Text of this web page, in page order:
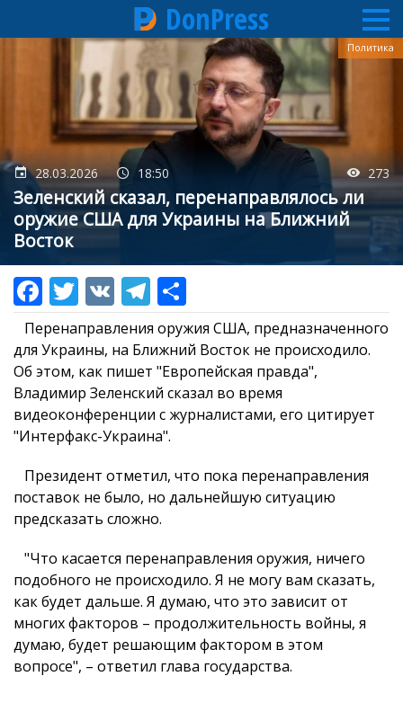
основному
содержанию
DonPress
28.03.2026 18:50 273
Зеленский сказал, перенаправлялось ли
оружие США для Украины на Ближний
Восток
Политика
Перенаправления оружия США, предназначенного
для Украины, на Ближний Восток не происходило.
Об этом, как пишет "Европейская правда",
Владимир Зеленский сказал во время
видеоконференции с журналистами, его цитирует
"Интерфакс-Украина".
Президент отметил, что пока перенаправления
поставок не было, но дальнейшую ситуацию
предсказать сложно.
"Что касается перенаправления оружия, ничего
подобного не происходило. Я не могу вам сказать,
как будет дальше. Я думаю, что это зависит от
многих факторов – продолжительность войны, я
думаю, будет решающим фактором в этом
вопросе", – ответил глава государства.